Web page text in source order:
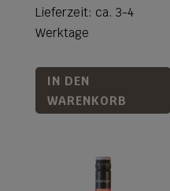
Lieferzeit: ca. 3-4
Werktage
IN DEN
WARENKORB